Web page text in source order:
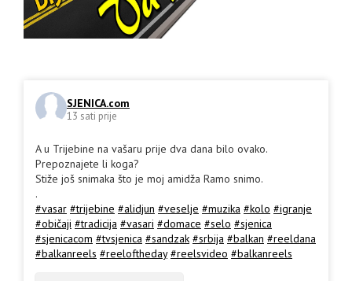
SJENICA.com
13 sati prije
A u Trijebine na vašaru prije dva dana bilo ovako.
Prepoznajete li koga?
Stiže još snimaka što je moj amidža Ramo snimo.
.
#vasar #trijebine #alidjun #veselje #muzika #kolo #igranje
#običaji #tradicija #vasari #domace #selo #sjenica
#sjenicacom #tvsjenica #sandzak #srbija #balkan #reeldana
#balkanreels #reeloftheday #reelsvideo #balkanreels